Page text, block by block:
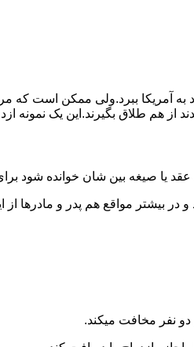
خود به آمریکا ببرد.ولی ممکن است
از هم طلاق بگیرند.این یک
یا صیغه بین شان خوانده شود
در بیشتر مواقع هم پدر و مادرها
دو نفر مخافت میکند.